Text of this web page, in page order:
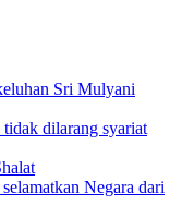
Sri Mulyani
dilarang syariat
Negara dari